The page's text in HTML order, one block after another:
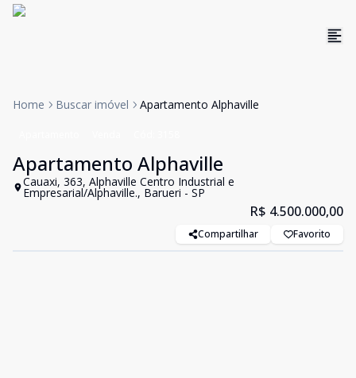
Home Buscar imóvel Apartamento Alphaville
Apartamento Alphaville
Cauaxi, 363, Alphaville Centro Industrial e
Empresarial/Alphaville., Barueri - SP
R$ 4.500.000,00
Compartilhar Favorito